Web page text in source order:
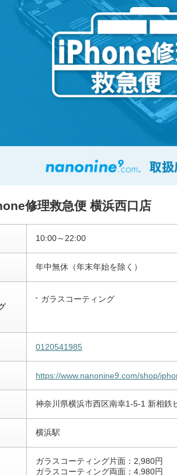
修理救急便 横浜西口店
10:00～22:00
年中無休（年末年始を除く）
ガラスコーティング
0120541985
https://www.nanonine9.com/shop/
神奈川県横浜市西区南幸1-5-1 新相鉄
横浜駅
ガラスコーティング片面：2,980円
ガラスコーティング両面：4,980円